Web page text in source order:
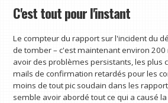
C'est tout pour l'instant
Le compteur du rapport sur l'incident du
de tomber – c'est maintenant environ
avoir des problèmes persistants, les plus
mails de confirmation retardés pour les
moins de tout pic soudain dans les
semble avoir abordé tout ce qui a causé